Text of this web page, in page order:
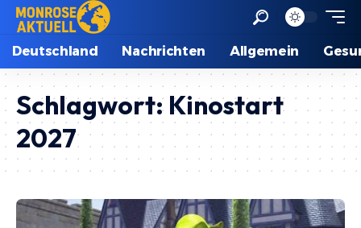
Deutschland Nachrichten Allgemein
Schlagwort: Kinostart
2027